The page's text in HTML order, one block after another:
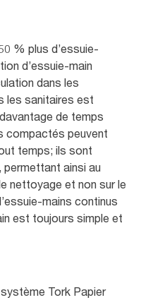
% plus d’essuie-
d’essuie-main
dans les
les sanitaires est
de temps
compactés peuvent
temps; ils sont
ainsi au
nettoyage et non sur le
mains continus
est toujours simple et
Tork Papier